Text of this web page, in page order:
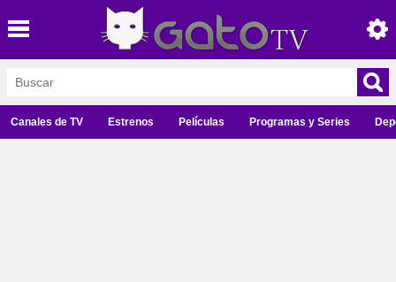
Canales de TV Estrenos Películas Programas y Series